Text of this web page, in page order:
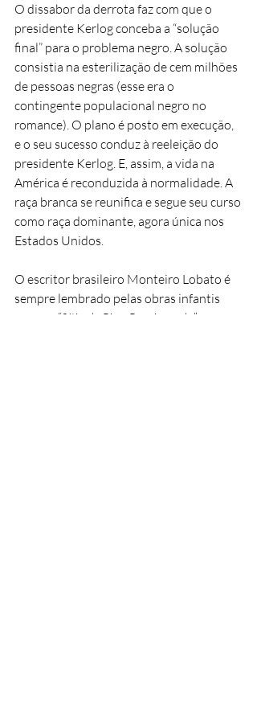
O dissabor da derrota faz com que o
presidente Kerlog conceba a “solução
final” para o problema negro. A solução
consistia na esterilização de cem milhões
de pessoas negras (esse era o
contingente populacional negro no
romance). O plano é posto em execução,
e o seu sucesso conduz à reeleição do
presidente Kerlog. E, assim, a vida na
América é reconduzida à normalidade. A
raça branca se reunifica e segue seu curso
como raça dominante, agora única nos
Estados Unidos.
O escritor brasileiro Monteiro Lobato é
sempre lembrado pelas obras infantis
“Sítio do Pica-Pau Amarelo”